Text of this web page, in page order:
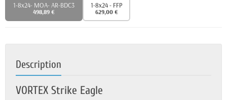
1-8x24- MOA- AR-BDC3
498,89 €
1-8x24 - FFP
629,00 €
Description
VORTEX Strike Eagle